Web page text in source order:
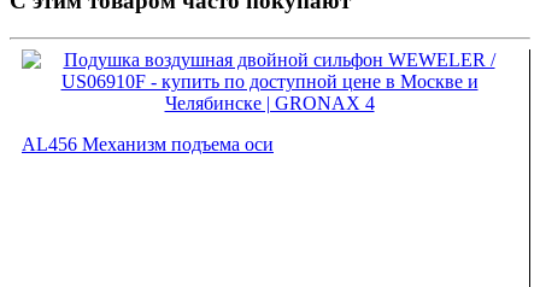
AL456 Механизм подъема оси